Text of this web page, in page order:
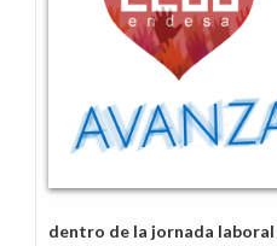
dentro de la jornada laboral